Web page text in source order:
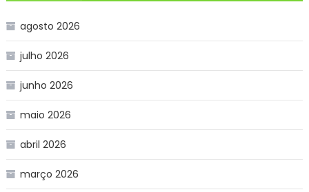
agosto 2026
julho 2026
junho 2026
maio 2026
abril 2026
março 2026